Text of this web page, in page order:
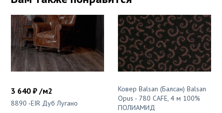
3 640 ₽ /м2
8890 -EIR Дуб Лугано
Ковер Balsan (Балсан) Balsan
Opus - 780 CAFE, 4 м 100%
ПОЛИАМИД